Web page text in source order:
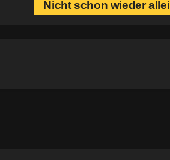
Nicht schon wieder